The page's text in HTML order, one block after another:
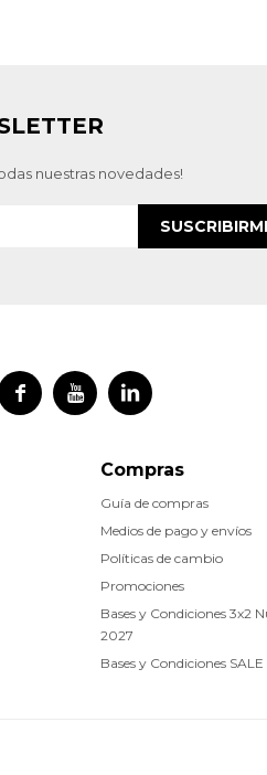
  
Compras
Guía de compras
Medios de pago y envíos
Políticas de cambio
Promociones
Bases y Condiciones 3x2
2027
Bases y Condiciones SALE
nuestras novedades!